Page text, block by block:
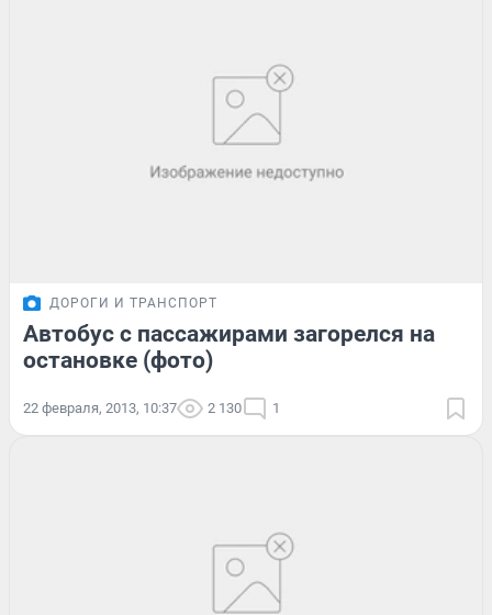
ДОРОГИ И ТРАНСПОРТ
Автобус с пассажирами загорелся на
остановке (фото)
22 февраля, 2013, 10:37 2 130 1